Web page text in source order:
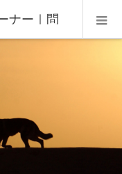
ナー｜問